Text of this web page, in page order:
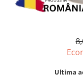
Somn stres si
Supliment Complexe
Ultima